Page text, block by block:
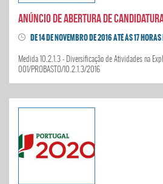
DE 14 DE NOVEMBRO DE 2016 ATÉ ÀS 17
Medida 10.2.1.3 - Diversificação de Atividades na
001/PROBASTO/10.2.1.3/2016